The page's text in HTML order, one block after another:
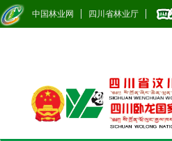
中国林业网 四川省林业厅